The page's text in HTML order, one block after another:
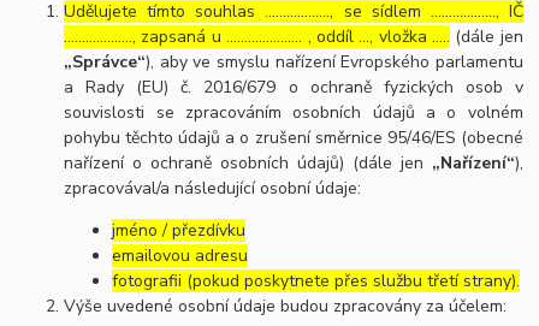
Udělujete tímto souhlas ……………..., se sídlem ………………, IČ
………………., zapsaná u ………………… , oddíl …, vložka ….. (dále jen
„Správce“), aby ve smyslu nařízení Evropského parlamentu
a Rady (EU) č. 2016/679 o ochraně fyzických osob v
souvislosti se zpracováním osobních údajů a o volném
pohybu těchto údajů a o zrušení směrnice 95/46/ES (obecné
nařízení o ochraně osobních údajů) (dále jen „Nařízení“),
zpracovával/a následující osobní údaje:
jméno / přezdívku
emailovou adresu
fotografii (pokud poskytnete přes službu třetí strany).
Výše uvedené osobní údaje budou zpracovány za účelem: